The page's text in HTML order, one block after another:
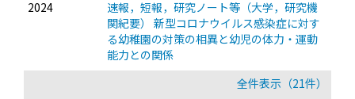
2024
速報，短報，研究ノート等（大学，研究機
関紀要） 新型コロナウイルス感染症に対す
る幼稚園の対策の相異と幼児の体力・運動
能力との関係
全件表示（21件）